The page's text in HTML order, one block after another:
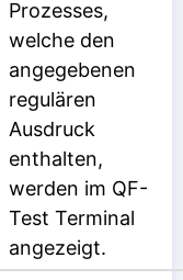
Prozesses,
welche den
angegebenen
regulären
Ausdruck
enthalten,
werden im QF-
Test Terminal
angezeigt.